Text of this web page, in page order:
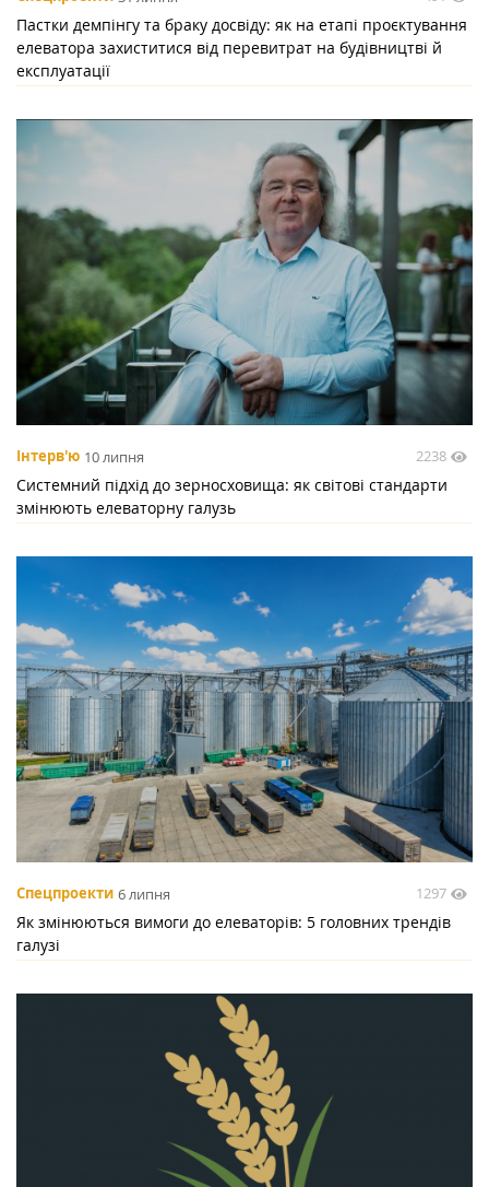
Пастки демпінгу та браку досвіду: як на етапі проєктування
елеватора захиститися від перевитрат на будівництві й
експлуатації
Інтерв'ю 10 липня 2238
Системний підхід до зерносховища: як світові стандарти
змінюють елеваторну галузь
Спецпроекти 6 липня 1297
Як змінюються вимоги до елеваторів: 5 головних трендів
галузі